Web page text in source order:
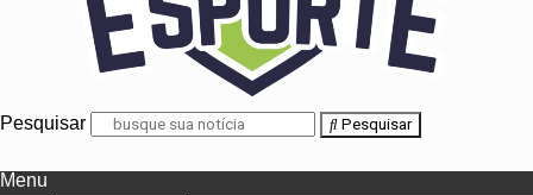
Pesquisar Pesquisar
Menu